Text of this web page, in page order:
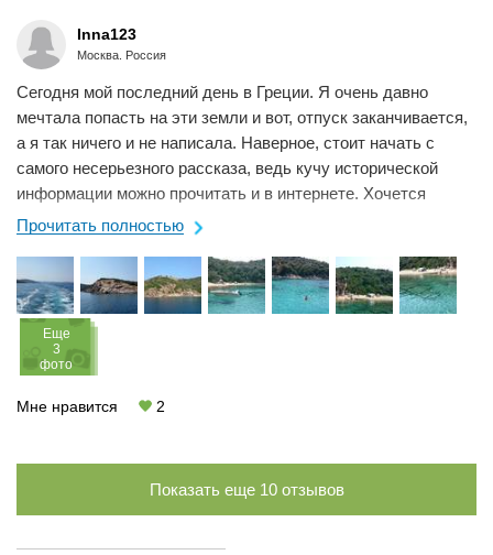
Inna123
Москва. Россия
Сегодня мой последний день в Греции. Я очень давно
мечтала попасть на эти земли и вот, отпуск заканчивается,
а я так ничего и не написала. Наверное, стоит начать с
самого несерьезного рассказа, ведь кучу исторической
информации можно прочитать и в интернете. Хочется
просто передать те эмоции, ...
Прочитать полностью
Eще
3
фото
Мне нравится 2
Показать еще 10отзывов